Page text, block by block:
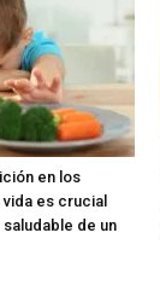
en los
es crucial
de un